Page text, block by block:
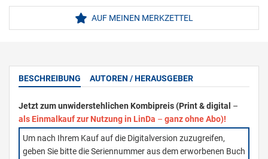
AUF MEINEN MERKZETTEL
BESCHREIBUNG AUTOREN / HERAUSGEBER
Jetzt zum unwiderstehlichen Kombipreis (Print & digital –
als Einmalkauf zur Nutzung in LinDa – ganz ohne Abo)!
Um nach Ihrem Kauf auf die Digitalversion zuzugreifen,
geben Sie bitte die Seriennummer aus dem erworbenen Buch